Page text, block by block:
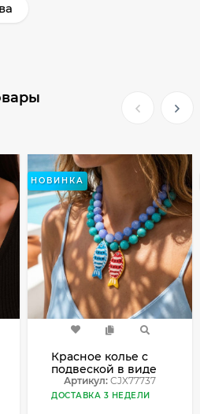
НОВИНКА
Красное колье с
подвеской в виде
рыбки из смолы
CJX77737
Артикул: CJX77737
ДОСТАВКА 3 НЕДЕЛИ